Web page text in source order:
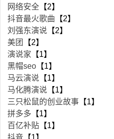
网络安全 【2】
抖音最火歌曲 【2】
刘强东演说 【2】
美团
【2】
演说家 【1】
黑帽seo 【1】
马云演说 【1】
马化腾演说 【1】
三只松鼠的创业故事 【1】
拼多多 【1】
百亿补贴 【1】